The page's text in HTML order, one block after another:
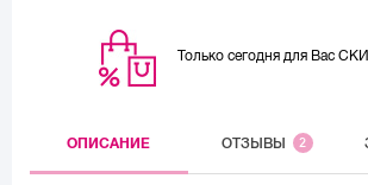
Только сегодня для Вас
ОПИСАНИЕ ОТЗЫВЫ 2